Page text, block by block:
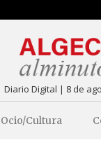
Diario Digital | 8 de
Ocio/Cultura